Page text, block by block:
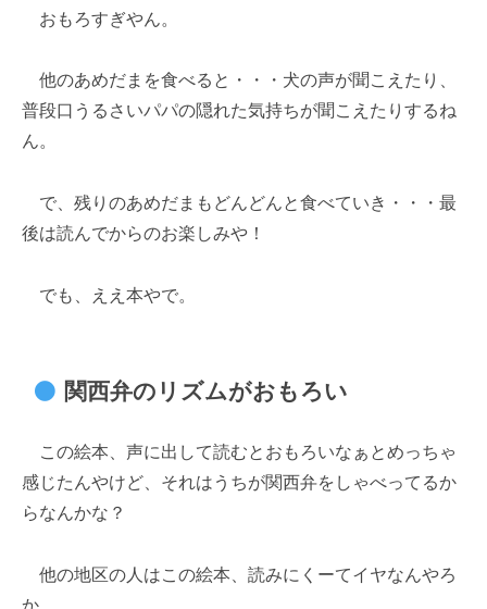
おもろすぎやん。
他のあめだまを食べると・・・犬の声が聞こえたり、
普段口うるさいパパの隠れた気持ちが聞こえたりするね
ん。
で、残りのあめだまもどんどんと食べていき・・・最
後は読んでからのお楽しみや！
でも、ええ本やで。
関西弁のリズムがおもろい
この絵本、声に出して読むとおもろいなぁとめっちゃ
感じたんやけど、それはうちが関西弁をしゃべってるか
らなんかな？
他の地区の人はこの絵本、読みにくーてイヤなんやろ
か。